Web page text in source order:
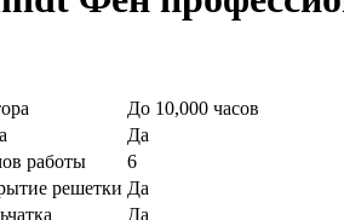
До 10,000 часов
Да
работы
6
решетки Да
Да